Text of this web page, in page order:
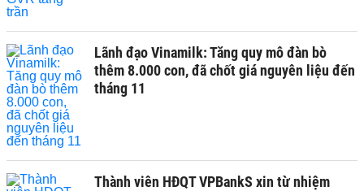
Lãnh đạo Vinamilk: Tăng quy mô đàn bò
thêm 8.000 con, đã chốt giá nguyên liệu đến
tháng 11
Thành viên HĐQT VPBankS xin từ nhiệm